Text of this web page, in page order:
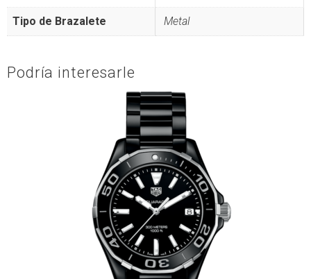
Tipo de Brazalete Metal
Podría interesarle